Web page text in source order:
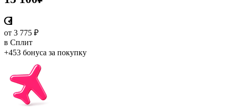
от 3 775 ₽
в Сплит
+453 бонуса за покупку